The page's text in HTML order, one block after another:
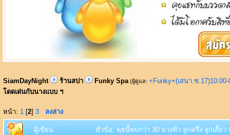
SiamDayNight ร้านสปา Funky Spa (ผู้ดูแล: +Funky+(เสนา.ซ
โดดเด่นกับนางแบบ ฯ
หน้า: 1 [2] 3 ลงล่าง
ผู้เขียน หัวข้อ: พุธนี้พบกว่่า 30 นางฟ้า ลูกครึ่ง ลูกเสี้ยว